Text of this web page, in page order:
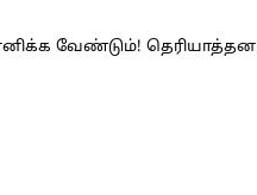
வேண்டும்!